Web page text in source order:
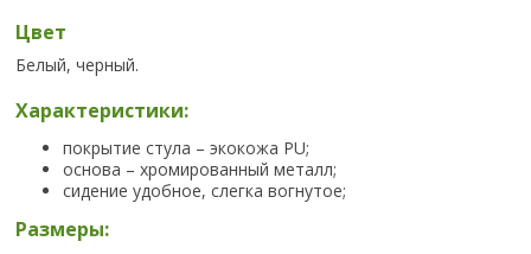
Цвет
Белый, черный.
Характеристики:
покрытие стула – экокожа PU;
основа – хромированный металл;
сидение удобное, слегка вогнутое;
Размеры: